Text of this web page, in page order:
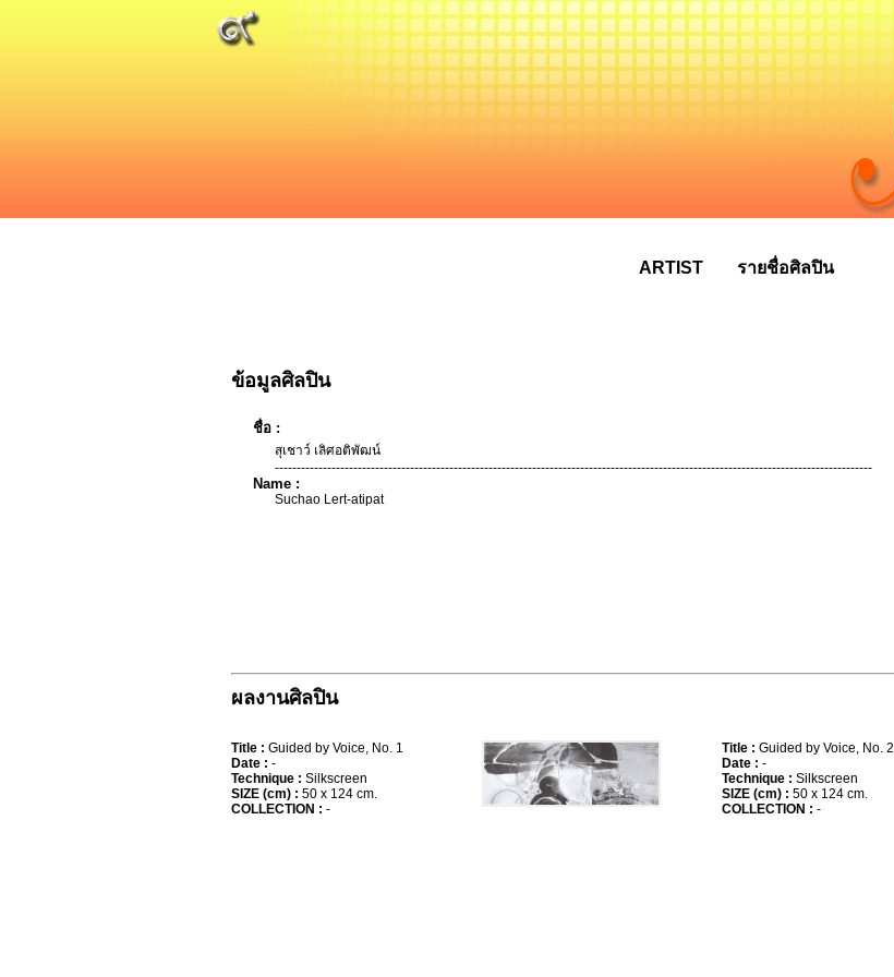
ARTIST รายชื่อศิลปิน
ข้อมูลศิลปิน
ชื่อ :
สุเชาว์ เลิศอติพัฒน์
-----------------------------------------------------------------------------------------------------------------------------------------
Name :
Suchao Lert-atipat
ผลงานศิลปิน
Title : Guided by Voice, No. 1
Date : -
Technique : Silkscreen
SIZE (cm) : 50 x 124 cm.
COLLECTION : -
Title : Guided by Voice, No. 2
Date : -
Technique : Silkscreen
SIZE (cm) : 50 x 124 cm.
COLLECTION : -